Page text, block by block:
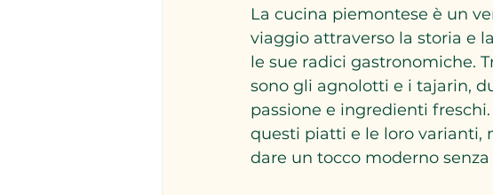
La cucina piemontese è un
viaggio attraverso la storia e
le sue radici gastronomiche.
sono gli agnolotti e i tajarin,
passione e ingredienti
questi piatti e le loro varianti,
dare un tocco moderno